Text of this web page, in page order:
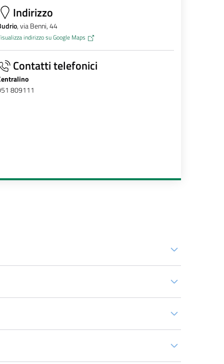
Indirizzo
, via Benni, 44
indirizzo su Google Maps
Contatti telefonici
809111